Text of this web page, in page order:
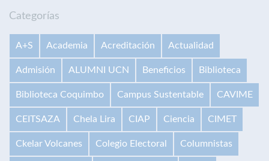
Categorías
A+S Academia Acreditación Actualidad
Admisión ALUMNI UCN Beneficios Biblioteca
Biblioteca Coquimbo Campus Sustentable CAVIME
CEITSAZA Chela Lira CIAP Ciencia CIMET
Ckelar Volcanes Colegio Electoral Columnistas